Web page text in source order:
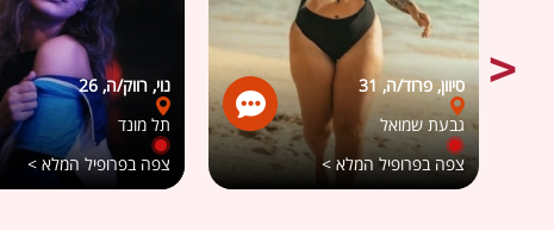
נוי, רווק/ה, 26
תל מונד
צפה בפרופיל המלא >
סיוון, פרוד/ה, 31
גבעת שמואל
צפה בפרופיל המלא >